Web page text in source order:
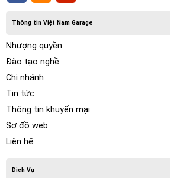
Thông tin Việt Nam Garage
Nhượng quyền
Đào tạo nghề
Chi nhánh
Tin tức
Thông tin khuyến mại
Sơ đồ web
Liên hệ
Dịch Vụ